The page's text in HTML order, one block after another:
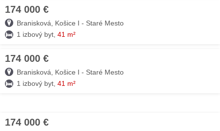
174 000 €
Branisková, Košice I - Staré Mesto
1 izbový byt, 41 m²
174 000 €
Branisková, Košice I - Staré Mesto
1 izbový byt, 41 m²
174 000 €